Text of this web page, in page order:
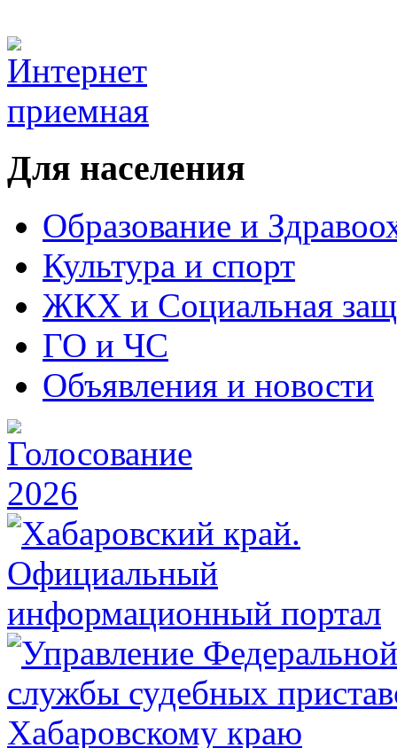
Для населения
Образование и
Культура и спорт
ЖКХ и Социальная
ГО и ЧС
Объявления и новости